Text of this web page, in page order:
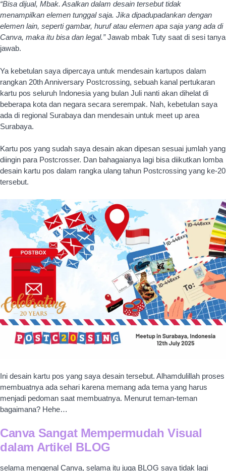
ada di regional Surabaya dan mendesain untuk meet up area
Surabaya.
Kartu pos yang sudah saya desain akan dipesan sesuai jumlah yang
diingin para Postcrosser. Dan bahagaianya lagi bisa diikutkan lomba
tersebut.
Ini desain kartu pos yang saya desain tersebut. Alhamdulillah proses
membuatnya ada sehari karena memang ada tema yang harus
menjadi pedoman saat membuatnya. Menurut teman-teman
bagaimana? Hehe…
Canva Sangat Mempermudah Visual
dalam Artikel BLOG
foto yang copyright-nya adalah diriku, tidak langsung di-save orang
lain dan bisa jadi disalahgunakan. Kalau ada sentuhan Canva yang
bisa mencirikangue bangetitu sudah bisa terlihat, “Ooo, ini style
mbak A, mbak B dan seterusnya.”
Meskipun memang bisa saja ditiru plek ketiplek, tetapi balik lagi
bahwa etika seseorang pun adalah tanggung jawab masing-masing.
langsung comot sajasihtidak akan berubah, hehe. Tetap saja jahat.